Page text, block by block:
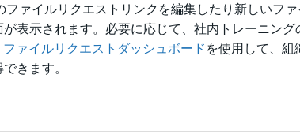
ァイルリクエストリンクを編集したり新しいファ
表示されます。必要に応じて、社内トレーニング
ファイルリクエストダッシュボード を使用して、組
きます。